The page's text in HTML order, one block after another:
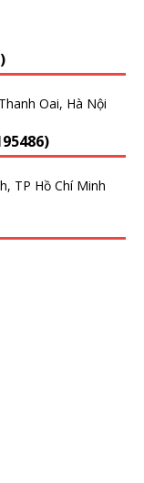
Oai, Hà Nội
TP Hồ Chí Minh